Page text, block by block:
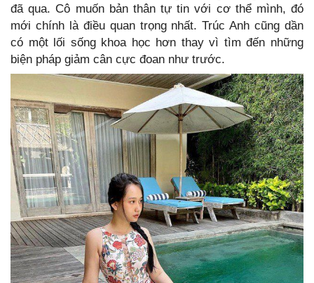
đã qua. Cô muốn bản thân tự tin với cơ thể mình, đó
mới chính là điều quan trọng nhất. Trúc Anh cũng dần
có một lối sống khoa học hơn thay vì tìm đến những
biện pháp giảm cân cực đoan như trước.